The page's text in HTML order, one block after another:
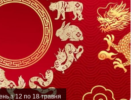
з 12 по 18 травня